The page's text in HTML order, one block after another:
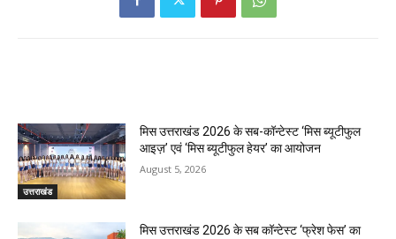
उत्तराखंड
मिस उत्तराखंड 2026 के सब-कॉन्टेस्ट ‘मिस ब्यूटीफुल
आइज़’ एवं ‘मिस ब्यूटीफुल हेयर’ का आयोजन
August 5, 2026
मिस उत्तराखंड 2026 के सब कॉन्टेस्ट ‘फ्रेश फेस’ का